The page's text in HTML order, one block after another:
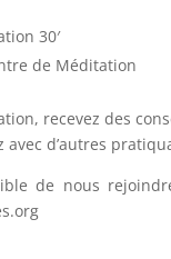
30′
de Méditation
recevez des
d’autres
de nous